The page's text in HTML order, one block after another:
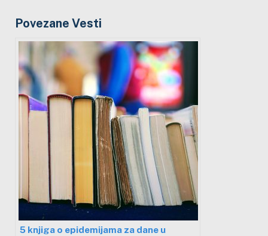
Povezane Vesti
5 knjiga o epidemijama za dane u